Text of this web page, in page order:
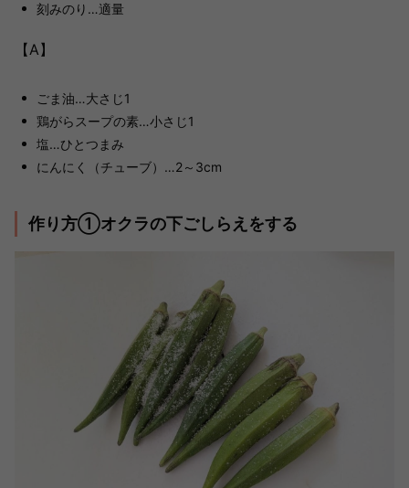
刻みのり…適量
【A】
ごま油…大さじ1
鶏がらスープの素…小さじ1
塩…ひとつまみ
にんにく（チューブ）…2～3cm
作り方①オクラの下ごしらえをする